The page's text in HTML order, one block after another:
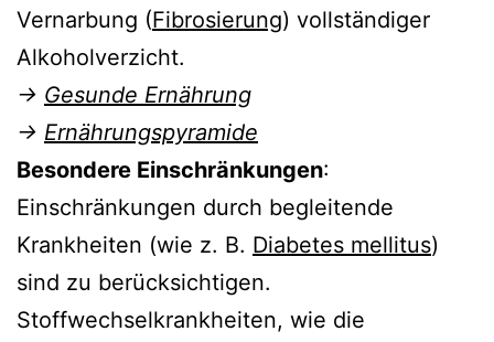
Vernarbung (Fibrosierung) vollständiger
Alkoholverzicht.
→ Gesunde Ernährung
→ Ernährungspyramide
Besondere Einschränkungen:
Einschränkungen durch begleitende
Krankheiten (wie z. B. Diabetes mellitus)
sind zu berücksichtigen.
Stoffwechselkrankheiten, wie die